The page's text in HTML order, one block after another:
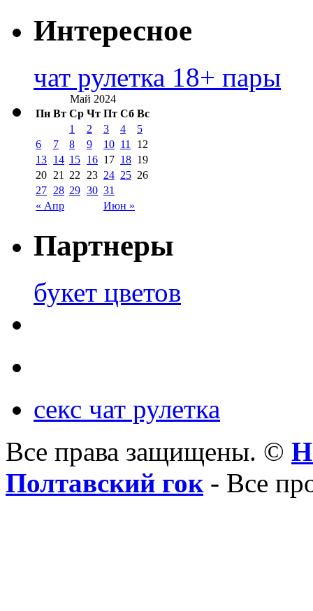
Интересное
чат рулетка 18+ пары
Май 2024
Пн Вт Ср Чт Пт Сб Вс
« Апр Июн »
1 2 3 4
5
6
7 8 9 10 11
12
13 14 15 16 17 18 19
20 21 22 23 24 25 26
27 28 29 30 31
Партнеры
букет цветов
секс чат рулетка
Все права защищены. ©
Полтавский гок- Все